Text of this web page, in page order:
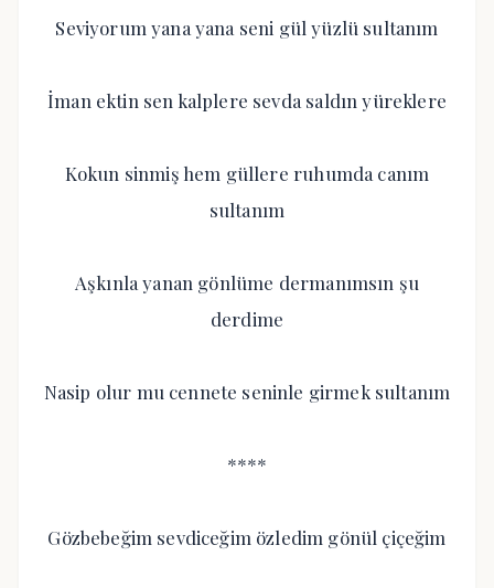
Seviyorum yana yana seni gül yüzlü sultanım
İman ektin sen kalplere sevda saldın yüreklere
Kokun sinmiş hem güllere ruhumda canım
sultanım
Aşkınla yanan gönlüme dermanımsın şu
derdime
Nasip olur mu cennete seninle girmek sultanım
****
Gözbebeğim sevdiceğim özledim gönül çiçeğim